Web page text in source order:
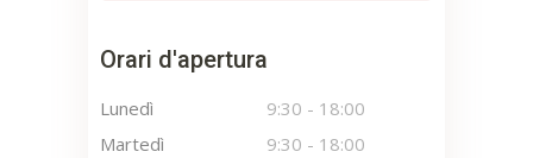
Orari d'apertura
Lunedì 9:30 - 18:00
Martedì
9:30 - 18:00